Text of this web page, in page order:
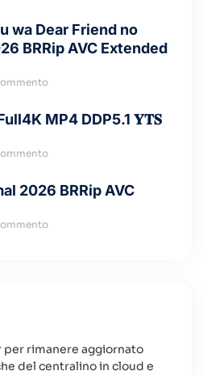
wa Dear Friend no
BRRip AVC Extended
MP4 DDP5.1 𝐘𝐓𝐒
2026 BRRip AVC
rimanere aggiornato
del centralino in cloud e